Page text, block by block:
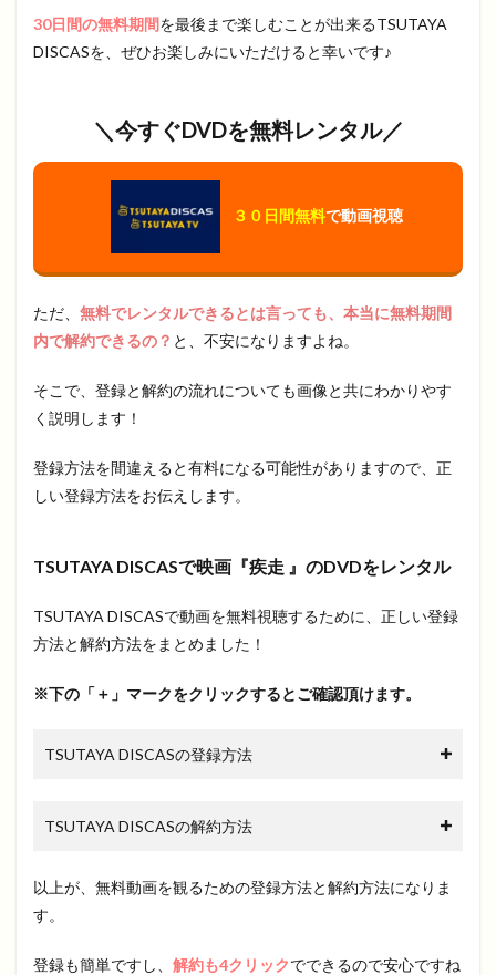
30日間の無料期間を最後まで楽しむことが出来るTSUTAYA
DISCASを、ぜひお楽しみにいただけると幸いです♪
＼今すぐDVDを無料レンタル／
３０日間無料で動画視聴
ただ、 無料でレンタルできるとは言っても、本当に無料期間
内で解約できるの？ と、不安になりますよね。
そこで、登録と解約の流れについても画像と共にわかりやす
く説明します！
登録方法を間違えると有料になる可能性がありますので、正
しい登録方法をお伝えします。
TSUTAYA DISCASで映画『疾走 』のDVDをレンタル
TSUTAYA DISCASで動画を無料視聴するために、正しい登録
方法と解約方法をまとめました！
※下の「＋」マークをクリックするとご確認頂けます。
TSUTAYA DISCASの登録方法
TSUTAYA DISCASの解約方法
以上が、無料動画を観るための登録方法と解約方法になりま
す。
登録も簡単ですし、 解約も4クリックでできるので安心ですね